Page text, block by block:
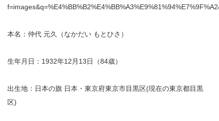
本名：仲代 元久（なかだい もとひさ）
生年月日：1932年12月13日（84歳）
出生地：日本の旗 日本・東京府東京市目黒区(現在の東京都目黒
区)